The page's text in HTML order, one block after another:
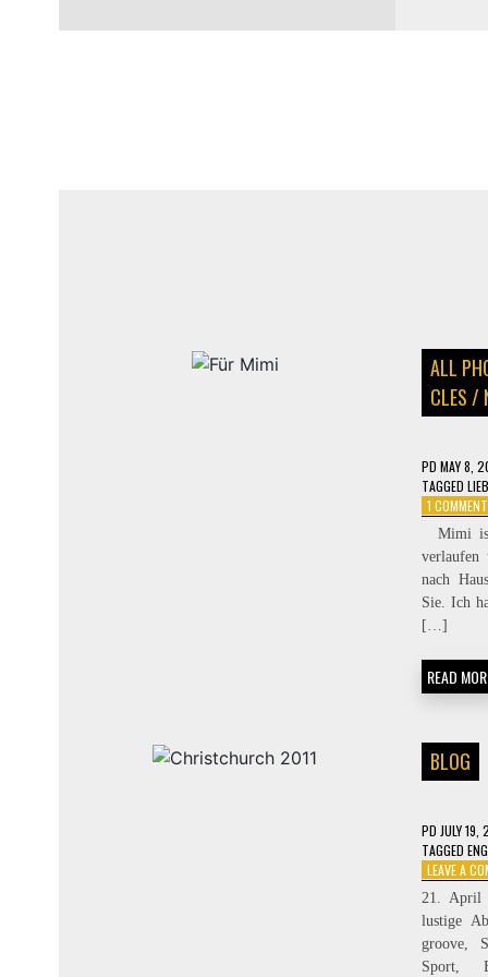
ALL
CLES /
PD MAY 8,
TAGGED
1 COMMENT
Mimi
verlaufen
nach
Sie. Ich
[…]
READ
BLOG
PD JULY 19,
TAGGED
LEAVE A
21. April
lustige
groove,
Sport,